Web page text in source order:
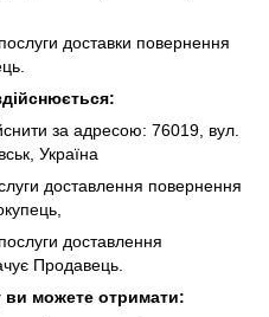
доставки повернення
за адресою: 76019, вул.
Україна
доставлення повернення
доставлення
Продавець.
ви можете отримати: